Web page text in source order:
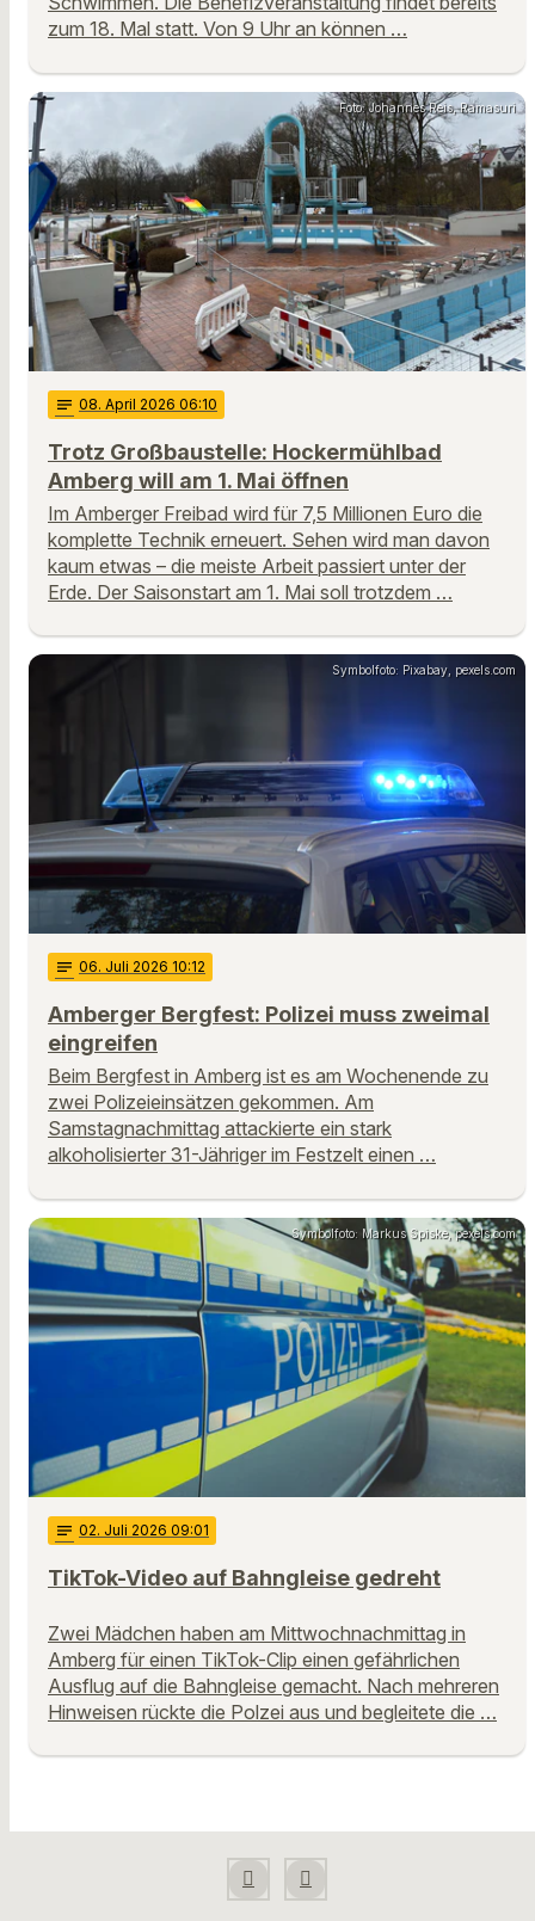
zum 18. Mal statt. Von 9 Uhr an können …
Foto: Johannes Reis, Ramasuri
notes 08. April 2026 06:10
Trotz Großbaustelle: Hockermühlbad
Amberg will am 1. Mai öffnen
Im Amberger Freibad wird für 7,5 Millionen Euro die
komplette Technik erneuert. Sehen wird man davon
kaum etwas – die meiste Arbeit passiert unter der
Erde. Der Saisonstart am 1. Mai soll trotzdem …
Symbolfoto: Pixabay, pexels.com
notes 06. Juli 2026 10:12
Amberger Bergfest: Polizei muss zweimal
eingreifen
Beim Bergfest in Amberg ist es am Wochenende zu
zwei Polizeieinsätzen gekommen. Am
Samstagnachmittag attackierte ein stark
alkoholisierter 31-Jähriger im Festzelt einen …
Symbolfoto: Markus Spiske, pexels.com
notes 02. Juli 2026 09:01
TikTok-Video auf Bahngleise gedreht
Zwei Mädchen haben am Mittwochnachmittag in
Amberg für einen TikTok-Clip einen gefährlichen
Ausflug auf die Bahngleise gemacht. Nach mehreren
Hinweisen rückte die Polzei aus und begleitete die …